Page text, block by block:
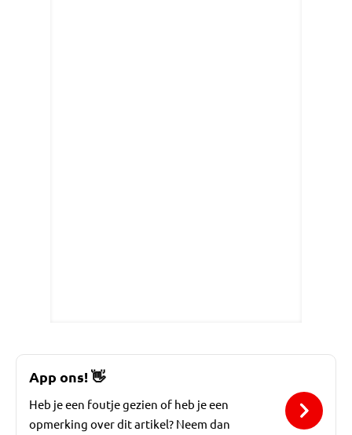
App ons!👋
Heb je een foutje gezien of heb je een
opmerking over dit artikel? Neem dan